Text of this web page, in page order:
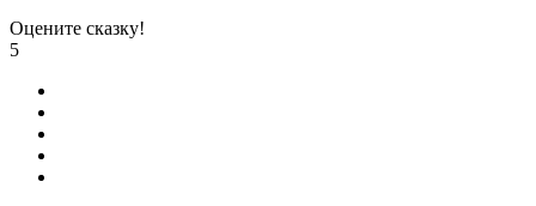
Оцените сказку!
5